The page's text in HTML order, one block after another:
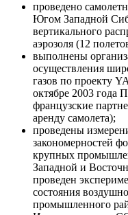
проведено
Югом Западной
вертикального
аэрозоля (12
выполнены
осуществления
газов по проекту
октябре 2003
французские
аренду самолета);
проведены
закономерностей
крупных
Западной и
проведен
состояния
промышленного